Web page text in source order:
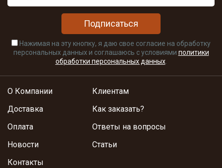
Подписаться
Нажимая на эту кнопку, я даю свое согласие на обработку
персональных данных и соглашаюсь с условиями политики
обработки персональных данных.
О Компании
Доставка
Оплата
Новости
Клиентам
Как заказать?
Ответы на вопросы
Статьи
Контакты